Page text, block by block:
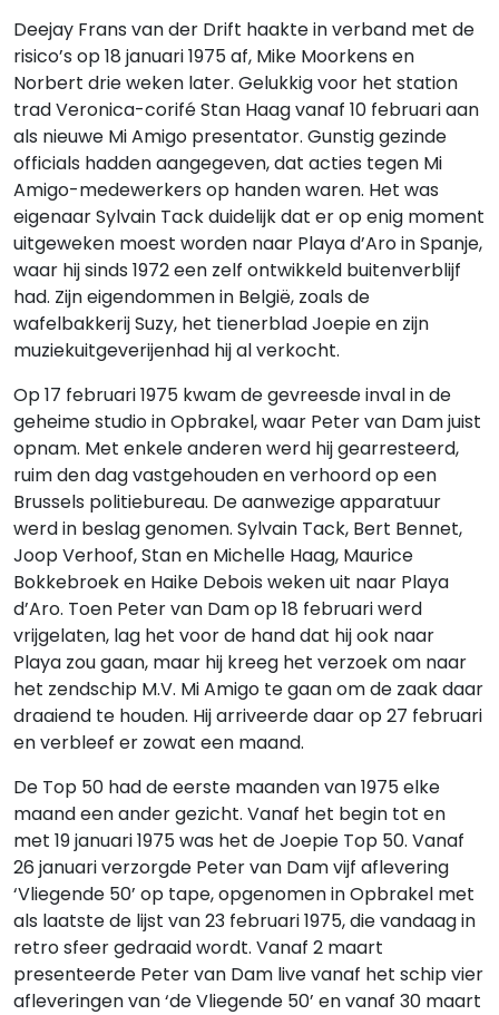
Deejay Frans van der Drift haakte in verband met de
risico’s op 18 januari 1975 af, Mike Moorkens en
Norbert drie weken later. Gelukkig voor het station
trad Veronica-corifé Stan Haag vanaf 10 februari aan
als nieuwe Mi Amigo presentator. Gunstig gezinde
officials hadden aangegeven, dat acties tegen Mi
Amigo-medewerkers op handen waren. Het was
eigenaar Sylvain Tack duidelijk dat er op enig moment
uitgeweken moest worden naar Playa d’Aro in Spanje,
waar hij sinds 1972 een zelf ontwikkeld buitenverblijf
had. Zijn eigendommen in België, zoals de
wafelbakkerij Suzy, het tienerblad Joepie en zijn
muziekuitgeverijenhad hij al verkocht.
Op 17 februari 1975 kwam de gevreesde inval in de
geheime studio in Opbrakel, waar Peter van Dam juist
opnam. Met enkele anderen werd hij gearresteerd,
ruim den dag vastgehouden en verhoord op een
Brussels politiebureau. De aanwezige apparatuur
werd in beslag genomen. Sylvain Tack, Bert Bennet,
Joop Verhoof, Stan en Michelle Haag, Maurice
Bokkebroek en Haike Debois weken uit naar Playa
d’Aro. Toen Peter van Dam op 18 februari werd
vrijgelaten, lag het voor de hand dat hij ook naar
Playa zou gaan, maar hij kreeg het verzoek om naar
het zendschip M.V. Mi Amigo te gaan om de zaak daar
draaiend te houden. Hij arriveerde daar op 27 februari
en verbleef er zowat een maand.
De Top 50 had de eerste maanden van 1975 elke
maand een ander gezicht. Vanaf het begin tot en
met 19 januari 1975 was het de Joepie Top 50. Vanaf
26 januari verzorgde Peter van Dam vijf aflevering
‘Vliegende 50’ op tape, opgenomen in Opbrakel met
als laatste de lijst van 23 februari 1975, die vandaag in
retro sfeer gedraaid wordt. Vanaf 2 maart
presenteerde Peter van Dam live vanaf het schip vier
afleveringen van ‘de Vliegende 50’ en vanaf 30 maart